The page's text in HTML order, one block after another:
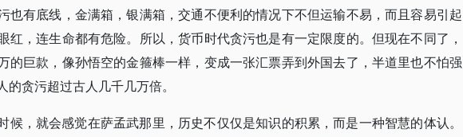
也有底线，金满箱，银满箱，交通不便利的情况下不但运输不易，而且容易引起
红，连生命都有危险。所以，货币时代贪污也是有一定限度的。但现在不同了，
的巨款，像孙悟空的金箍棒一样，变成一张汇票弄到外国去了，半道里也不怕强
贪污超过古人几千几万倍。
候，就会感觉在萨孟武那里，历史不仅仅是知识的积累，而是一种智慧的体认。